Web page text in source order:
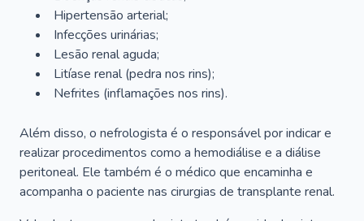
Hipertensão arterial;
Infecções urinárias;
Lesão renal aguda;
Litíase renal (pedra nos rins);
Nefrites (inflamações nos rins).
Além disso, o nefrologista é o responsável por indicar e
realizar procedimentos como a hemodiálise e a diálise
peritoneal. Ele também é o médico que encaminha e
acompanha o paciente nas cirurgias de transplante renal.